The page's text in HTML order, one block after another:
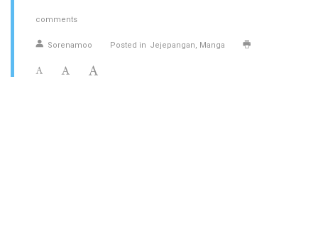
comments
Sorenamoo Posted in Jejepangan Manga